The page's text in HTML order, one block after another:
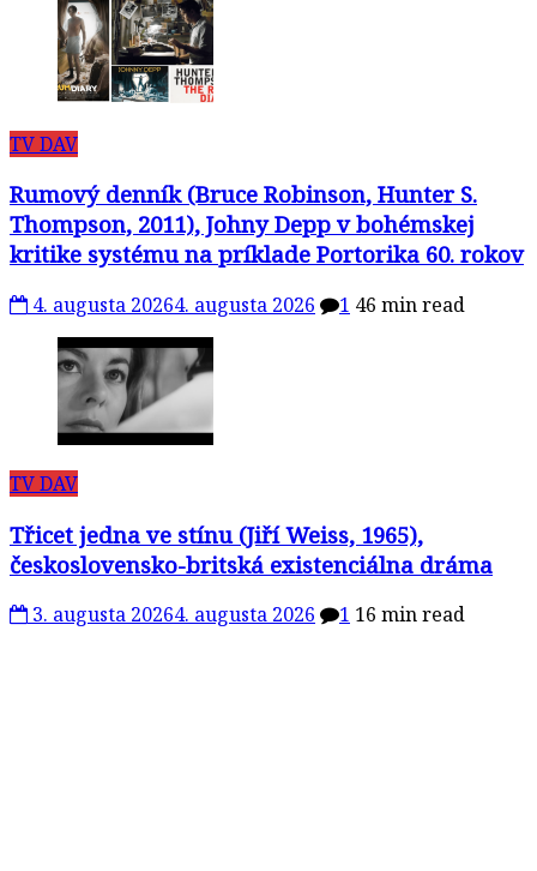
TV DAV
Rumový denník (Bruce Robinson, Hunter S.
Thompson, 2011), Johny Depp v bohémskej
kritike systému na príklade Portorika 60. rokov
4. augusta 20264. augusta 2026 1 46 min read
TV DAV
Třicet jedna ve stínu (Jiří Weiss, 1965),
československo-britská existenciálna dráma
3. augusta 20264. augusta 2026 1 16 min read